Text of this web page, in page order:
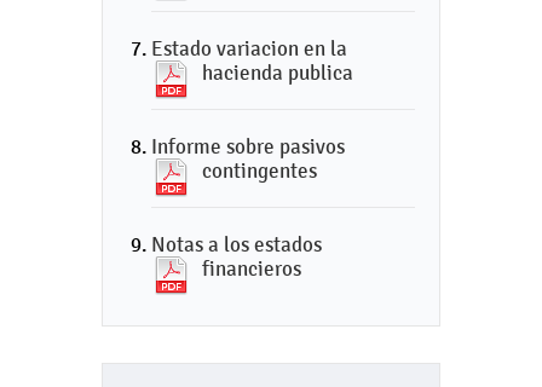
Estado variacion en la
hacienda publica
Informe sobre pasivos
contingentes
Notas a los estados
financieros